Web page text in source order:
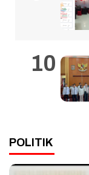
POLITIK